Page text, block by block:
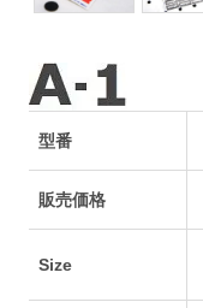
型番
販売価格
Size